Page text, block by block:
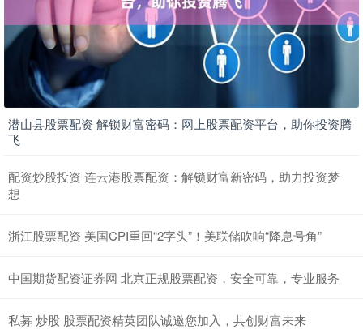
潜山县股票配资 解锁财富密码：网上股票配资平台，助你投资腾
飞
配资炒股投资 连云港股票配资：解锁财富新密码，助力投资梦
想
浙江股票配资 美国CPI重回“2字头”！美联储吹响“降息号角”
中国期货配资证券网 北京正规股票配资，安全可靠，专业服务
私募 炒股 股票配资精英团队诚邀您加入，共创财富未来